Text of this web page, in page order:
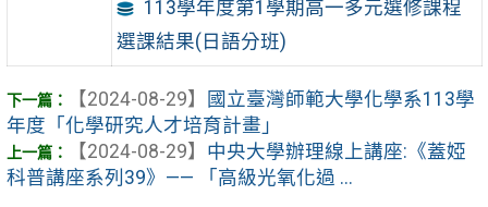
113學年度第1學期高一多元選修課程
選課結果(日語分班)
【2024-08-29】
國立臺灣師範大學化學系113學
年度「化學研究人才培育計畫」
【2024-08-29】 中央大學辦理線上講座:《蓋婭
科普講座系列39》—— 「高級光氧化過 ...